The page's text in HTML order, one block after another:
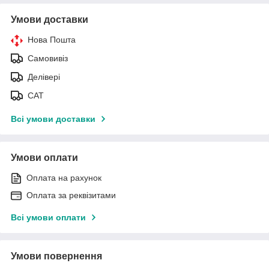
Умови доставки
Нова Пошта
Самовивіз
Делівері
САТ
Всі умови доставки
Умови оплати
Оплата на рахунок
Оплата за реквізитами
Всі умови оплати
Умови повернення